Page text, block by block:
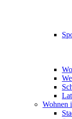
Wohnen